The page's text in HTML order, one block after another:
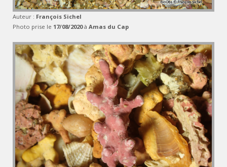
Auteur : François Sichel
Photo prise le 17/08/2020à Amas du Cap